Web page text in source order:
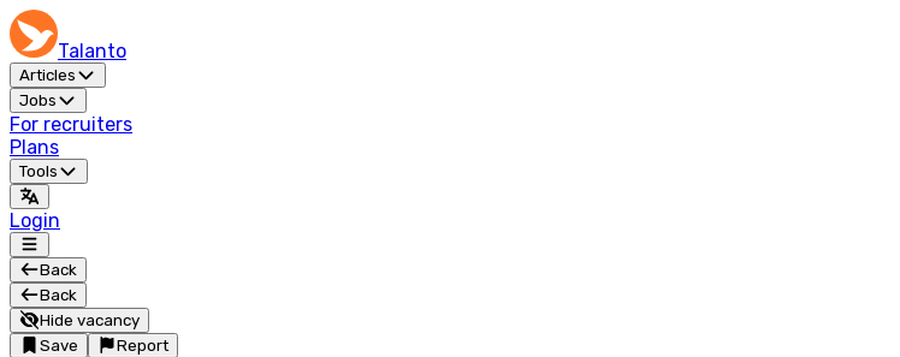
Talanto
Articles
Jobs
For recruiters
Plans
Tools
Login
Back
Back
Hide vacancy
Save
Report